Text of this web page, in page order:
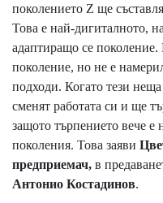
поколението Z ще
Това е най-дигиталното,
адаптиращо се
поколение, но не е
подходи. Когато тези
сменят работата си и ще
защото търпението вече е
поколения. Това заяви
предприемач, в
Антонио Костадинов.